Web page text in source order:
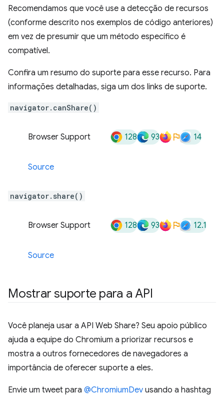
Recomendamos que você use a detecção de recursos
(conforme descrito nos exemplos de código anteriores)
em vez de presumir que um método específico é
compatível.
Confira um resumo do suporte para esse recurso. Para
informações detalhadas, siga um dos links de suporte.
navigator.canShare()
Browser Support 128 93 14
Source
navigator.share()
Browser Support 128 93 12.1
Source
Mostrar suporte para a API
Você planeja usar a API Web Share? Seu apoio público
ajuda a equipe do Chromium a priorizar recursos e
mostra a outros fornecedores de navegadores a
importância de oferecer suporte a eles.
Envie um tweet para @ChromiumDev usando a hashtag